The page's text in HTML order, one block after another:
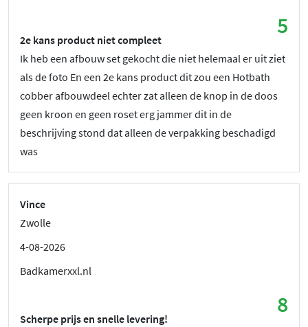
5
2e kans product niet compleet
Ik heb een afbouw set gekocht die niet helemaal er uit ziet
als de foto En een 2e kans product dit zou een Hotbath
cobber afbouwdeel echter zat alleen de knop in de doos
geen kroon en geen roset erg jammer dit in de
beschrijving stond dat alleen de verpakking beschadigd
was
Vince
Zwolle
4-08-2026
Badkamerxxl.nl
8
Scherpe prijs en snelle levering!